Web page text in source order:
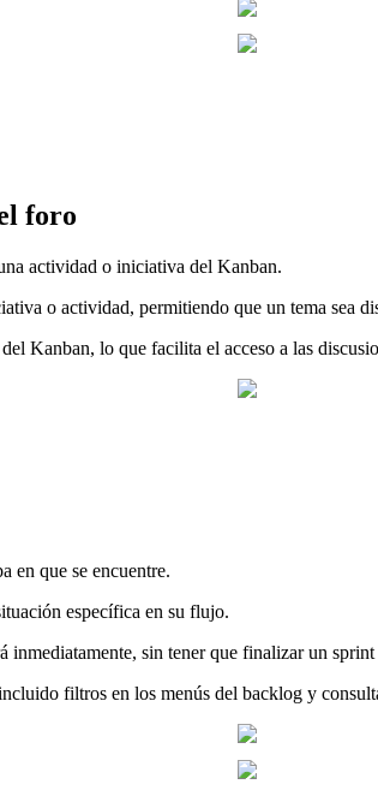
foro
actividad o iniciativa del Kanban.
o actividad, permitiendo que un tema sea
Kanban, lo que facilita el acceso a las
en que se encuentre.
específica en su flujo.
sin tener que finalizar un
filtros en los menús del backlog y